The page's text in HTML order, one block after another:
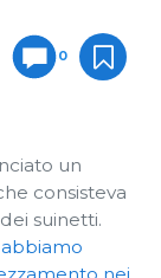
0
un
consisteva
suinetti.